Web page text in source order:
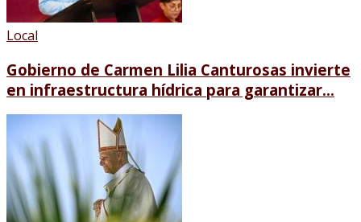
Local
Gobierno de Carmen Lilia Canturosas invierte
en infraestructura hídrica para garantizar...